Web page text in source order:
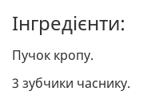
Інгредієнти:
Пучок кропу.
3 зубчики часнику.